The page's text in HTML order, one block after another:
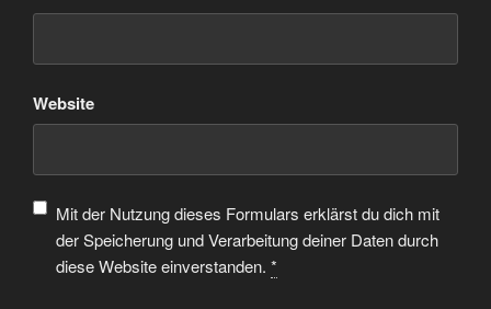
Website
Mit der Nutzung dieses Formulars erklärst du dich mit
der Speicherung und Verarbeitung deiner Daten durch
diese Website einverstanden. *